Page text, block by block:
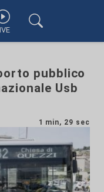
pubblico
Usb
1 min, 29 sec